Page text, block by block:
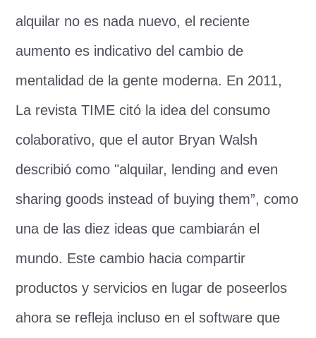
alquilar no es nada nuevo, el reciente
aumento es indicativo del cambio de
mentalidad de la gente moderna. En 2011,
La revista TIME citó la idea del consumo
colaborativo, que el autor Bryan Walsh
describió como "alquilar, lending and even
sharing goods instead of buying them”, como
una de las diez ideas que cambiarán el
mundo. Este cambio hacia compartir
productos y servicios en lugar de poseerlos
ahora se refleja incluso en el software que